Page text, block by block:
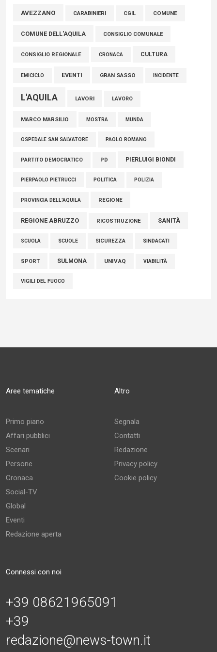
Marcinelle, Verrecchia (FdI): "Un minuto di raccoglimento in
connazionali tra cui molti abruzzesi"
06 Agosto 2026
AVEZZANO CARABINIERI CGIL COMUNE
COMUNE DELL'AQUILA CONSIGLIO COMUNALE
CONSIGLIO REGIONALE CRONACA CULTURA
EMICICLO EVENTI GRAN SASSO INCIDENTE
L'AQUILA LAVORI LAVORO
MARCO MARSILIO MOSTRA MUNDA
OSPEDALE SAN SALVATORE PAOLO ROMANO
PARTITO DEMOCRATICO PD PIERLUIGI BIONDI
PIERPAOLO PIETRUCCI POLITICA POLIZIA
PROVINCIA DELL'AQUILA REGIONE
REGIONE ABRUZZO RICOSTRUZIONE SANITÀ
SCUOLA SCUOLE SICUREZZA SINDACATI
SPORT SULMONA UNIVAQ VIABILITÀ
VIGILI DEL FUOCO
Aree tematiche
Primo piano
Affari pubblici
Scenari
Persone
Cronaca
Social-TV
Global
Eventi
Redazione aperta
Altro
Segnala
Contatti
Redazione
Privacy policy
Cookie policy
Connessi con noi
+39 08621965091
+39
redazione@news-town.it